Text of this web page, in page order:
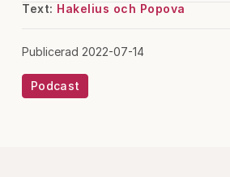
Text: Hakelius och Popova
Publicerad 2022-07-14
Podcast